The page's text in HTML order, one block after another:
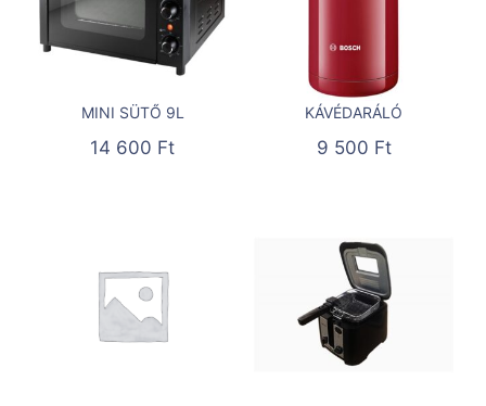
MINI SÜTŐ 9L
14 600 Ft
KÁVÉDARÁLÓ
9 500 Ft